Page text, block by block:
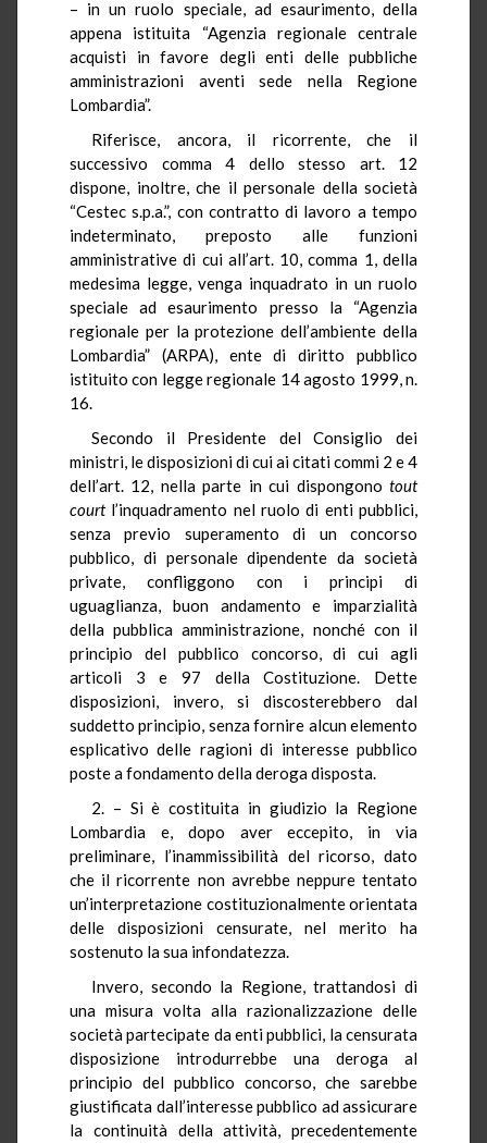
– in un ruolo speciale, ad esaurimento, della
appena istituita “Agenzia regionale centrale
acquisti in favore degli enti delle pubbliche
amministrazioni aventi sede nella Regione
Lombardia”.
Riferisce, ancora, il ricorrente, che il
successivo comma 4 dello stesso art. 12
dispone, inoltre, che il personale della società
“Cestec s.p.a.”, con contratto di lavoro a tempo
indeterminato, preposto alle funzioni
amministrative di cui all’art. 10, comma 1, della
medesima legge, venga inquadrato in un ruolo
speciale ad esaurimento presso la “Agenzia
regionale per la protezione dell’ambiente della
Lombardia” (ARPA), ente di diritto pubblico
istituito con legge regionale 14 agosto 1999, n.
16.
Secondo il Presidente del Consiglio dei
ministri, le disposizioni di cui ai citati commi 2 e 4
dell’art. 12, nella parte in cui dispongono tout
courtl’inquadramento nel ruolo di enti pubblici,
senza previo superamento di un concorso
pubblico, di personale dipendente da società
private, confliggono con i principi di
uguaglianza, buon andamento e imparzialità
della pubblica amministrazione, nonché con il
principio del pubblico concorso, di cui agli
articoli 3 e 97 della Costituzione. Dette
disposizioni, invero, si discosterebbero dal
suddetto principio, senza fornire alcun elemento
esplicativo delle ragioni di interesse pubblico
poste a fondamento della deroga disposta.
2. – Si è costituita in giudizio la Regione
Lombardia e, dopo aver eccepito, in via
preliminare, l’inammissibilità del ricorso, dato
che il ricorrente non avrebbe neppure tentato
un’interpretazione costituzionalmente orientata
delle disposizioni censurate, nel merito ha
sostenuto la sua infondatezza.
Invero, secondo la Regione, trattandosi di
una misura volta alla razionalizzazione delle
società partecipate da enti pubblici, la censurata
disposizione introdurrebbe una deroga al
principio del pubblico concorso, che sarebbe
giustificata dall’interesse pubblico ad assicurare
la continuità della attività, precedentemente